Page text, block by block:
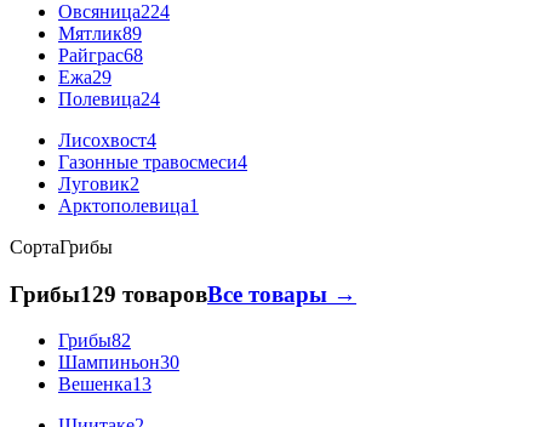
Овсяница224
Мятлик89
Райграс68
Ежа29
Полевица24
Лисохвост4
Газонные травосмеси4
Луговик2
Арктополевица1
СортаГрибы
Грибы129 товаровВсе товары →
Грибы82
Шампиньон30
Вешенка13